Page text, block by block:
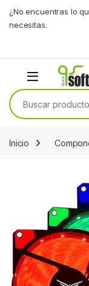
¿No encuentras lo
necesitas.
Buscar por:
Inicio